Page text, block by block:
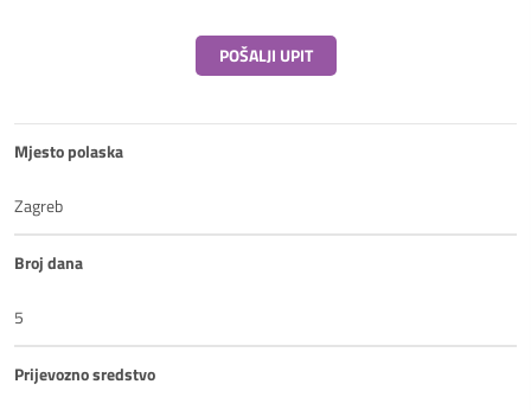
POŠALJI UPIT
Mjesto polaska
Zagreb
Broj dana
5
Prijevozno sredstvo